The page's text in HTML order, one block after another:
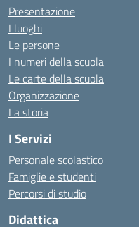
Presentazione
I luoghi
Le persone
I numeri della scuola
Le carte della scuola
Organizzazione
La storia
I Servizi
Personale scolastico
Famiglie e studenti
Percorsi di studio
Didattica